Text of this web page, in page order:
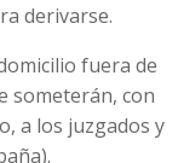
derivarse.
fuera de
someterán, con
a los juzgados y